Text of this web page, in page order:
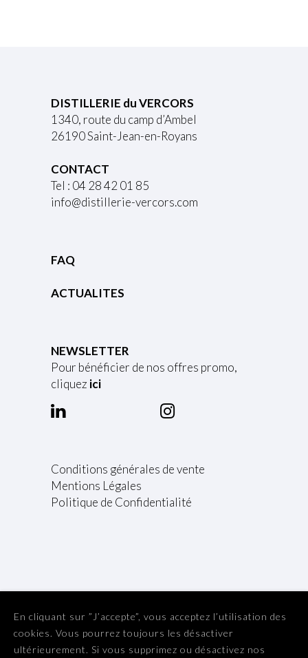
DISTILLERIE du VERCORS
1340, route du camp d’Ambel
26190 Saint-Jean-en-Royans
CONTACT
Tel : 04 28 42 01 85
info@distillerie-vercors.com
FAQ
ACTUALITES
NEWSLETTER
Pour bénéficier de nos offres promo,
cliquez ici
Conditions générales de vente
Mentions Légales
Politique de Confidentialité
L'abus d'alcool est dangereux pour la santé. A consommer
En cliquant sur ”J’accepte”, vous acceptez l’utilisation des
cookies. Vous pourrez toujours les désactiver
ultérieurement. Si vous supprimez ou désactivez nos